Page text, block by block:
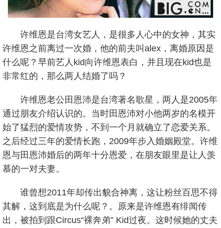
许维恩是台湾女艺人，是很多人心中的女神，其实
许维恩之前离过一次婚，他的前夫叫alex，离婚原因是
什么呢？早前艺人kid向许维恩表白，并且现在kid也是
非常红的，那么两人结婚了吗？
许维恩老公田恩沛是台湾著名歌星，两人是2005年
通过朋友介绍认识的。当时田恩沛对小他两岁的名模开
始了猛烈的爱情攻势，不到一个月就确立了恋爱关系。
之后经过三年的爱情长跑，2009年步入婚姻殿堂。许维
恩与田恩沛婚后的两年十分恩爱，在朋友眼里是让人羡
慕的一对夫妻。
谁曾想2011年却传出貌合神离，这让粉丝百思不得
其解，这到底是为什么呢？。原来是许维恩有绯闻传
出，被拍到跟Circus“裸奔弟” Kid过夜。这时候她的丈夫